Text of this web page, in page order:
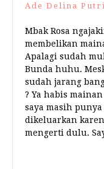
Ade Delina
Mbak Rosa
membelikan
Apalagi sudah
Bunda huhu.
sudah jarang
? Ya habis
saya masih
dikeluarkan
mengerti dulu.